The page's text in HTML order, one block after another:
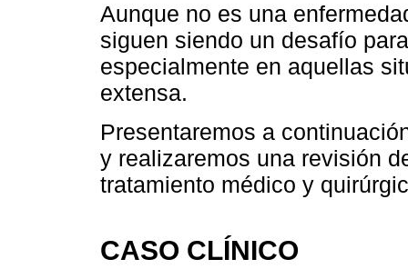
Aunque no es una
siguen siendo un desafío
especialmente en aquellas
extensa.
Presentaremos a
y realizaremos una revisión
tratamiento médico y
CASO CLÍNICO